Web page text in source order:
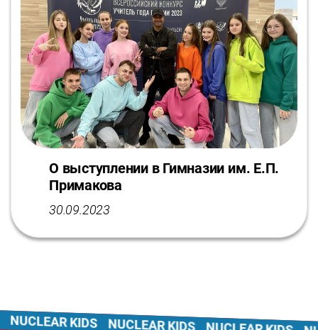
О выступлении в Гимназии им. Е.П.
Примакова
30.09.2023
KIDS NUCLEAR KIDS